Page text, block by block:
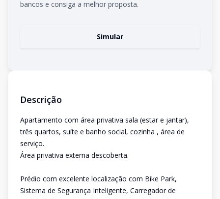
bancos e consiga a melhor proposta.
Simular
Descrição
Apartamento com área privativa sala (estar e jantar),
três quartos, suíte e banho social, cozinha , área de
serviço.
Área privativa externa descoberta.
Prédio com excelente localização com Bike Park,
Sistema de Segurança Inteligente, Carregador de